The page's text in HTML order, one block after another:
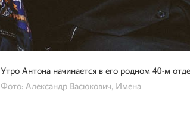
Утро Антона начинается в его родном 40-м
Фото: Александр Васюкович, Имена